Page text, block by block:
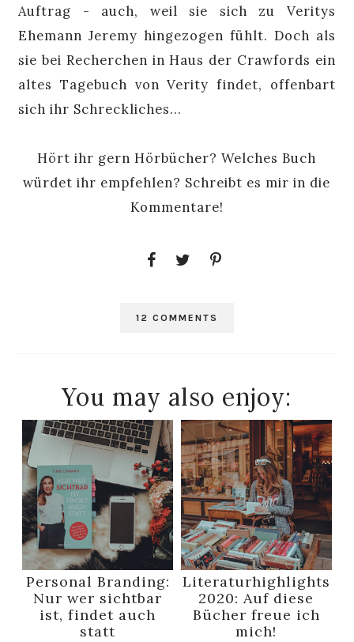
Auftrag - auch, weil sie sich zu Veritys
Ehemann Jeremy hingezogen fühlt. Doch als
sie bei Recherchen in Haus der Crawfords ein
altes Tagebuch von Verity findet, offenbart
sich ihr Schreckliches...
Hört ihr gern Hörbücher? Welches Buch
würdet ihr empfehlen? Schreibt es mir in die
Kommentare!
12 COMMENTS
You may also enjoy:
Personal Branding:
Nur wer sichtbar
ist, findet auch
statt
Literaturhighlights
2020: Auf diese
Bücher freue ich
mich!